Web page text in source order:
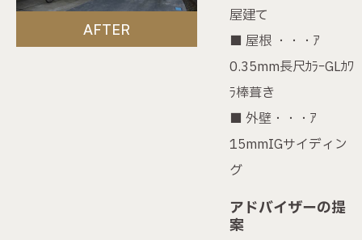
お知らせ
AFTER
屋建て
■ 屋根 ・・・ｱ
0.35mm長尺ｶﾗｰGLｶﾜ
ﾗ棒葺き
■ 外壁・・・ｱ
15mmIGサイディン
グ
アドバイザーの提
案